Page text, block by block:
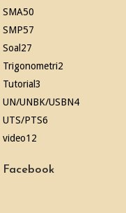
SMA50
SMP57
Soal 27
Trigonometri2
Tutorial3
UN/UNBK/USBN4
UTS/PTS6
video12
Facebook